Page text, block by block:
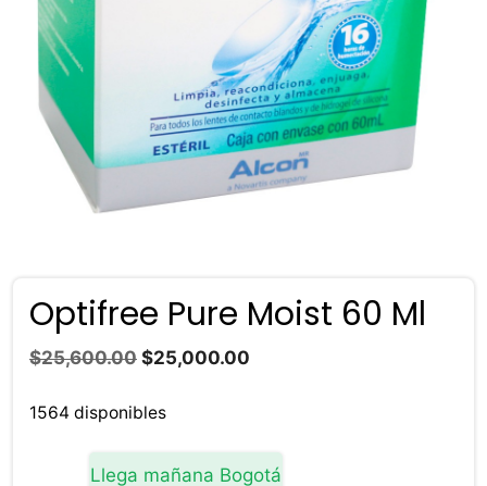
Optifree Pure Moist 60 Ml
$25,600.00 El
original
$25,600.00.
$25,000.00
$25,000.00.
1564 disponibles
Llega mañana Bogotá